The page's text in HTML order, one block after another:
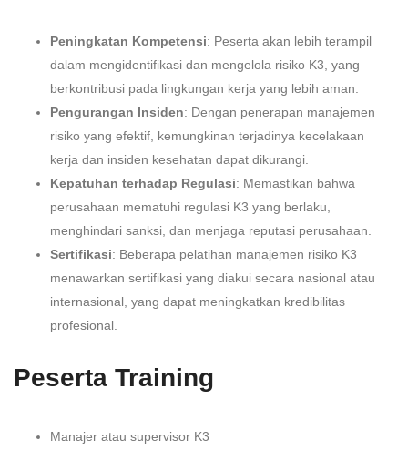
Peningkatan Kompetensi: Peserta akan lebih terampil
dalam mengidentifikasi dan mengelola risiko K3, yang
berkontribusi pada lingkungan kerja yang lebih aman.
Pengurangan Insiden: Dengan penerapan manajemen
risiko yang efektif, kemungkinan terjadinya kecelakaan
kerja dan insiden kesehatan dapat dikurangi.
Kepatuhan terhadap Regulasi: Memastikan bahwa
perusahaan mematuhi regulasi K3 yang berlaku,
menghindari sanksi, dan menjaga reputasi perusahaan.
Sertifikasi: Beberapa pelatihan manajemen risiko K3
menawarkan sertifikasi yang diakui secara nasional atau
internasional, yang dapat meningkatkan kredibilitas
profesional.
Peserta Training
Manajer atau supervisor K3